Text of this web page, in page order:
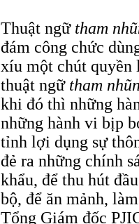
Thuật ngữ tham
đám công chức
xíu một chút quyền
thuật ngữ tham
khi đó thì những
những hành vi bịp
tỉnh lợi dụng sự
đẻ ra những chính
khẩu, để thu hút
bộ, để ăn mảnh,
Tổng Giám đốc